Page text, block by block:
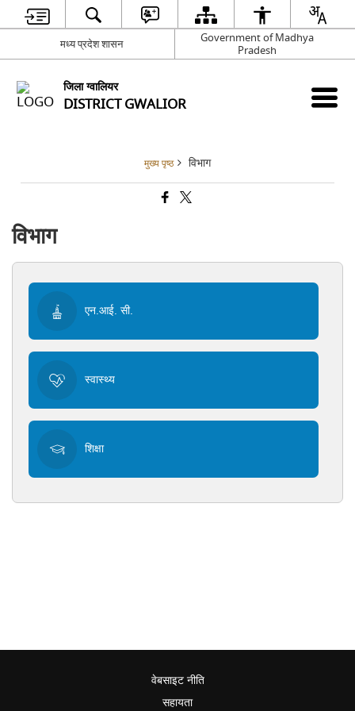
मध्य प्रदेश शासन
Government of Madhya
Pradesh
जिला ग्वालियर
DISTRICT GWALIOR
मुख्य पृष्ठ विभाग
विभाग
एन.आई. सी.
स्वास्थ्य
शिक्षा
वेबसाइट नीति
सहायता